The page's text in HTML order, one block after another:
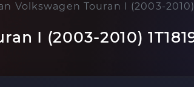
Volkswagen Touran I (2003-2010)
I (2003-2010)